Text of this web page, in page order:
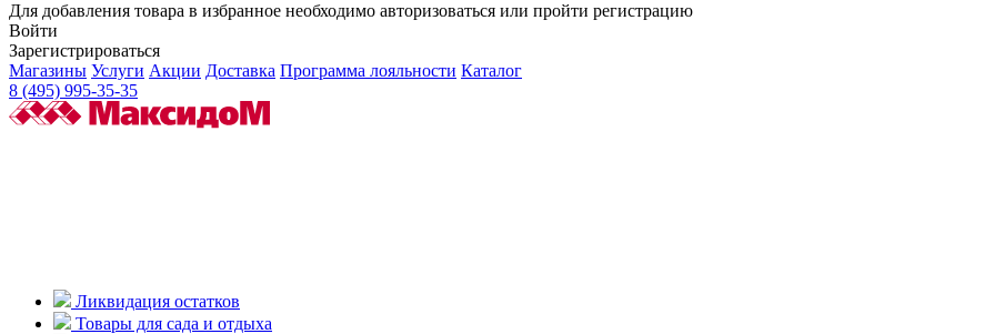
Для добавления товара в избранное необходимо авторизоваться или пройти регистрацию
Войти
Зарегистрироваться
Магазины Услуги Акции Доставка Программа лояльности Каталог
8 (495) 995-35-35
Ликвидация остатков
Товары для сада и отдыха